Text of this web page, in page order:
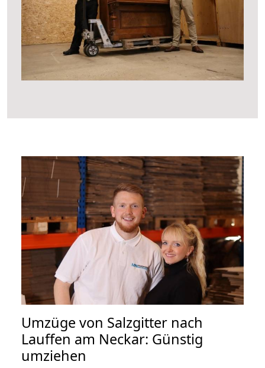
Umzüge von Salzgitter nach
Lauffen am Neckar: Günstig
umziehen